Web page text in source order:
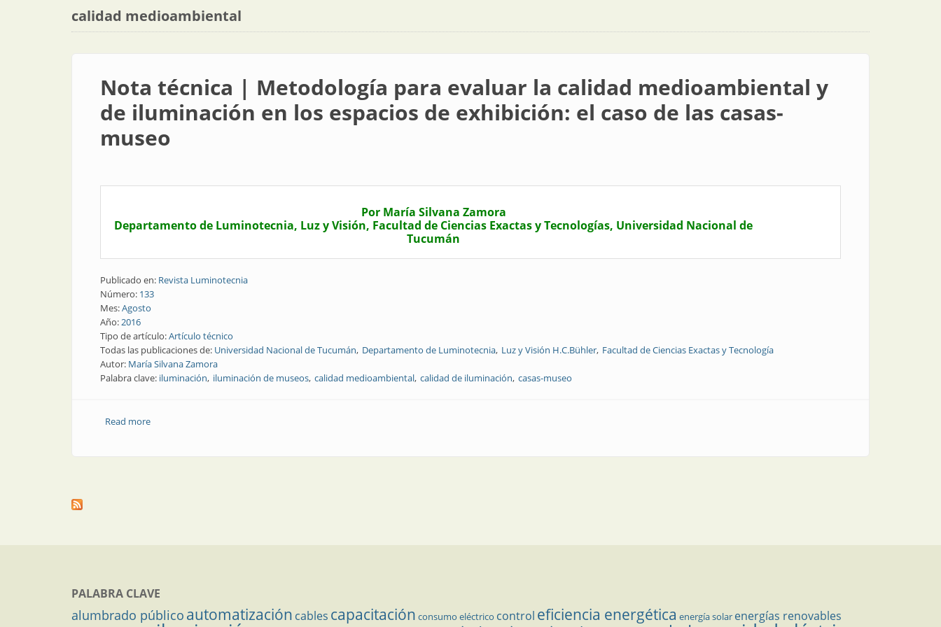
calidad medioambiental
Nota técnica | Metodología para evaluar la calidad medioambiental y
de iluminación en los espacios de exhibición: el caso de las casas-
museo
Por María Silvana Zamora
Departamento de Luminotecnia, Luz y Visión, Facultad de Ciencias Exactas y Tecnologías, Universidad Nacional de
Tucumán
Publicado en: Revista Luminotecnia
Número: 133
Mes:Agosto
Año:2016
Tipo de artículo:Artículo técnico
Todas las publicaciones de: Universidad Nacional de Tucumán Departamento de Luminotecnia Luz y Visión H.C.Bühler Facultad de Ciencias Exactas y Tecnología
Autor: María Silvana Zamora
Palabra clave: iluminación iluminación de museos calidad medioambiental calidad de iluminación casas-museo
Read moreabout Nota técnica | Metodología para evaluar la calidad medioambiental y de iluminación en los espacios de exhibición: el caso de las casas-museo
PALABRA CLAVE
alumbrado público automatización cables capacitación consumo eléctrico control eficiencia energética energía solar energías renovables